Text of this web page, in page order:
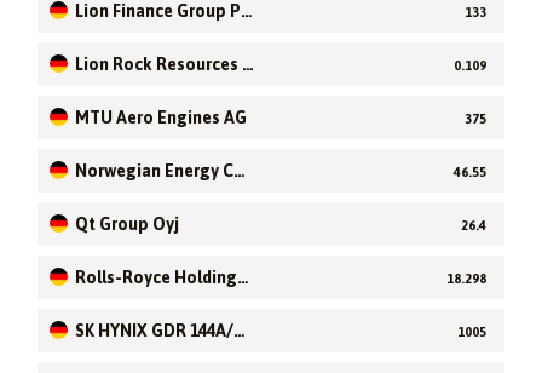
Lion Finance Group PL
133
Lion Rock Resources I
0.109
MTU Aero Engines AG 375
Norwegian Energy Co
46.55
Qt Group Oyj 26.4
Rolls-Royce Holdings
18.298
SK HYNIX GDR 144A/R
1005